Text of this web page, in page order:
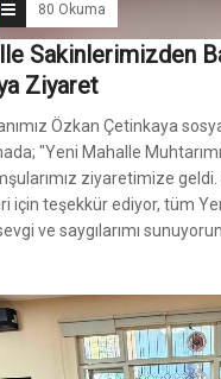
80 Okuma
Sakinlerimizden
Ziyaret
Özkan Çetinkaya
"Yeni Mahalle
ziyaretimize
için teşekkür ediyor, tüm
ve saygılarımı